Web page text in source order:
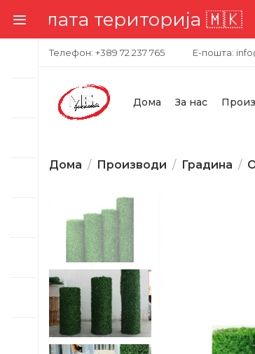
територија 🇲🇰 📣
Телефон: +389 72 237 765 Е-пошта:
Дома За нас
Дома Производи Градина